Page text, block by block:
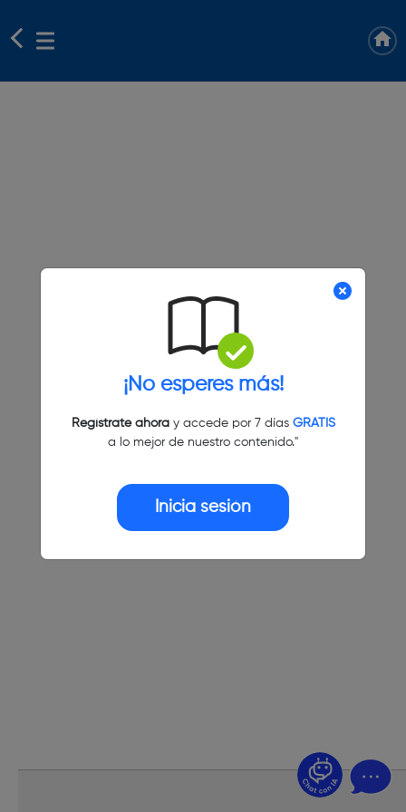
¡No esperes más!
Regístrate ahoray accede por 7 días GRATIS
a lo mejor de nuestro contenido."
Inicia sesión